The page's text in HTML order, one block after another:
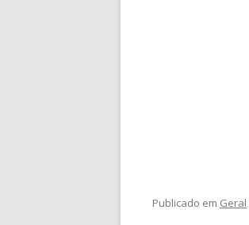
Publicado em Geral